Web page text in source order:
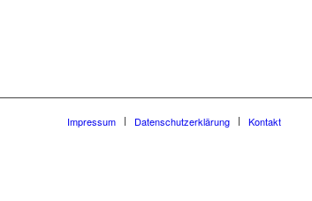
Impressum Datenschutzerklärung Kontakt